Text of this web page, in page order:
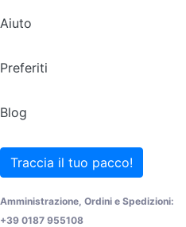
Aiuto
Preferiti
Blog
Traccia il tuo pacco!
Amministrazione, Ordini e Spedizioni:
+39 0187 955108